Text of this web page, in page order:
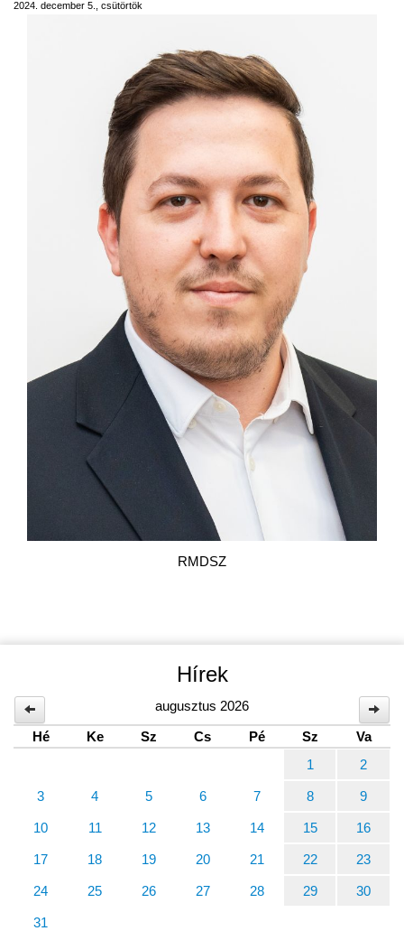
2024. december 5., csütörtök
RMDSZ
Hírek
augusztus 2026
Hé
Ke Sz Cs Pé Sz
Va
1
2
3 4 5 6 7 8 9
10 11 12 13 14 15 16
17 18 19 20 21 22 23
24 25 26 27 28 29 30
31